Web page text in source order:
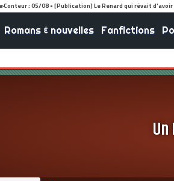
Romans & nouvelles Fanfictions